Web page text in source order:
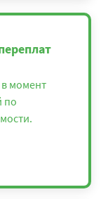
момент
по